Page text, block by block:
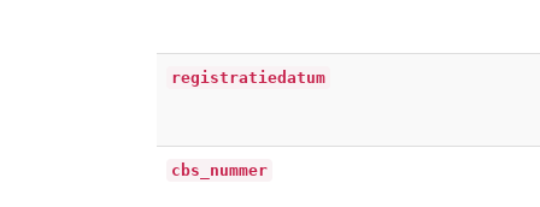
registratiedatum
cbs_nummer